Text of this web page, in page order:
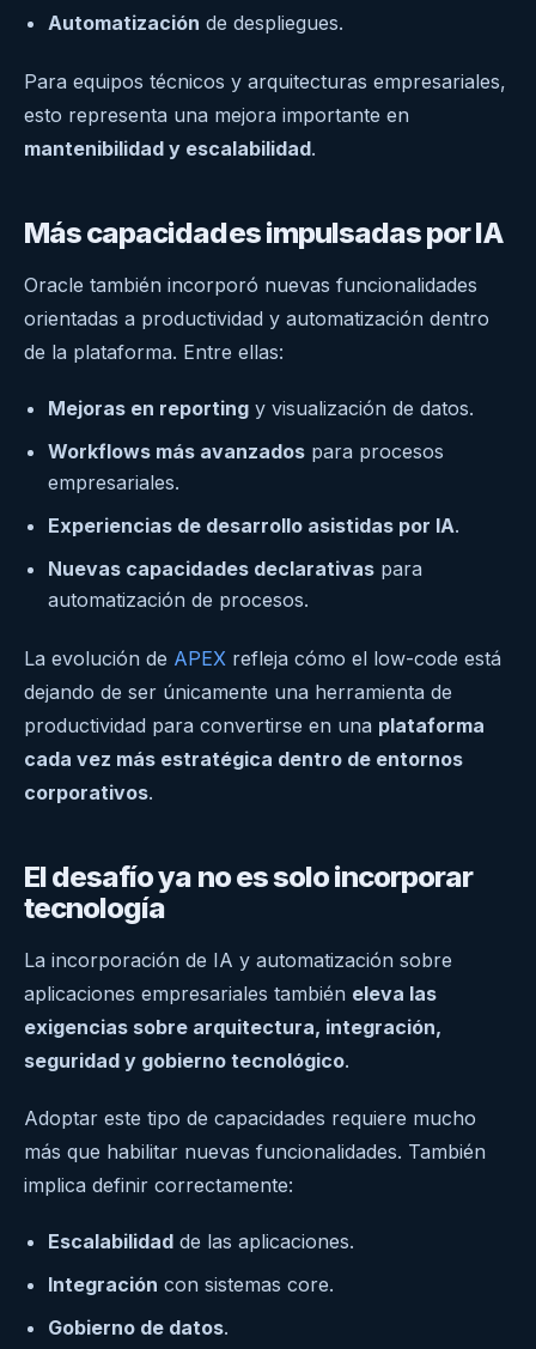
Automatización de despliegues.
Para equipos técnicos y arquitecturas empresariales,
esto representa una mejora importante en
mantenibilidad y escalabilidad.
Más capacidades impulsadas por IA
Oracle también incorporó nuevas funcionalidades
orientadas a productividad y automatización dentro
de la plataforma. Entre ellas:
Mejoras en reporting y visualización de datos.
Workflows más avanzados para procesos
empresariales.
Experiencias de desarrollo asistidas por IA.
Nuevas capacidades declarativas para
automatización de procesos.
La evolución de APEX refleja cómo el low-code está
dejando de ser únicamente una herramienta de
productividad para convertirse en una plataforma
cada vez más estratégica dentro de entornos
corporativos.
El desafío ya no es solo incorporar
tecnología
La incorporación de IA y automatización sobre
aplicaciones empresariales también eleva las
exigencias sobre arquitectura, integración,
seguridad y gobierno tecnológico.
Adoptar este tipo de capacidades requiere mucho
más que habilitar nuevas funcionalidades. También
implica definir correctamente:
Escalabilidad de las aplicaciones.
Integración con sistemas core.
Gobierno de datos.